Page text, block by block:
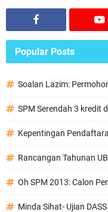
Popular Posts
Soalan Lazim:
SPM Serendah 3 kredit
Kepentingan
Rancangan Tahunan
Oh SPM 2013: Calon
Minda Sihat- Ujian DASS